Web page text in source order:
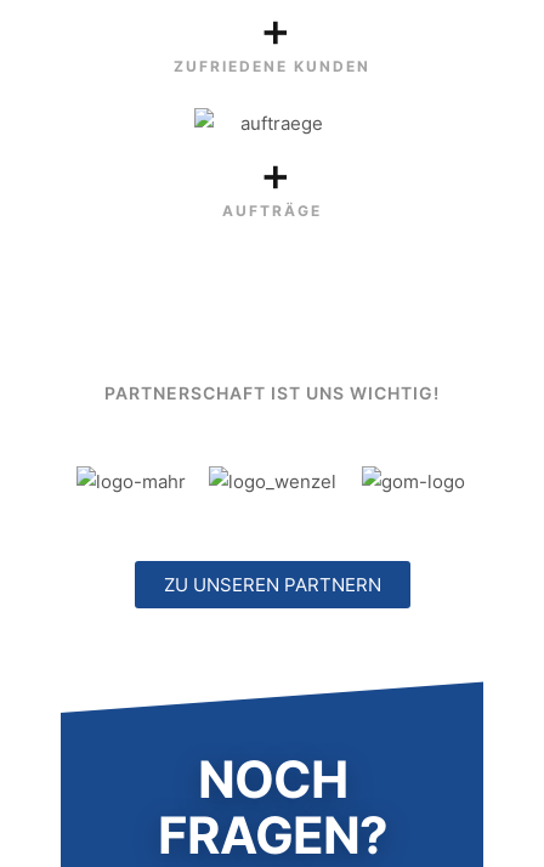
+
ZUFRIEDENE KUNDEN
+
AUFTRÄGE
PARTNERSCHAFT IST UNS WICHTIG!
ZU UNSEREN PARTNERN
NOCH
FRAGEN?